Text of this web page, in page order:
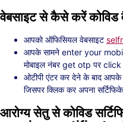
वेबसाइट से कैसे करें कोविड
आपको ऑफिसियल वेबसाइट
आपके सामने enter your
मोबाइल नंबर get otp पर
ओटीपी एंटर कर देने के बाद
जिसपर क्लिक कर अपना
आरोग्य सेतु से कोविड